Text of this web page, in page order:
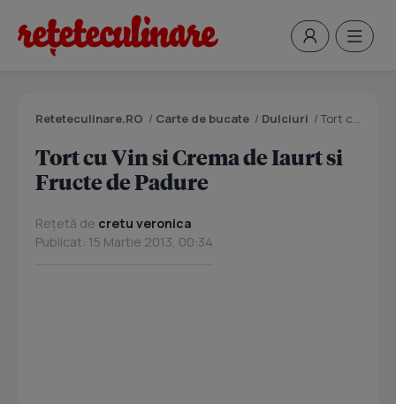
Reteteculinare.RO / Carte de bucate / Dulciuri /Tort cu Vin si Crema de Iaurt si Fructe de Padure
Tort cu Vin si Crema de Iaurt si
Fructe de Padure
Rețetă de cretu veronica
Publicat: 15 Martie 2013, 00:34